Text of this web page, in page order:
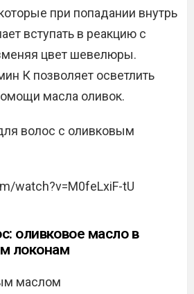
при попадании внутрь
вступать в реакцию с
цвет шевелюры.
К позволяет осветлить
масла оливок.
волос с оливковым
watch?v=M0feLxiF-tU
оливковое масло в
локонам
маслом